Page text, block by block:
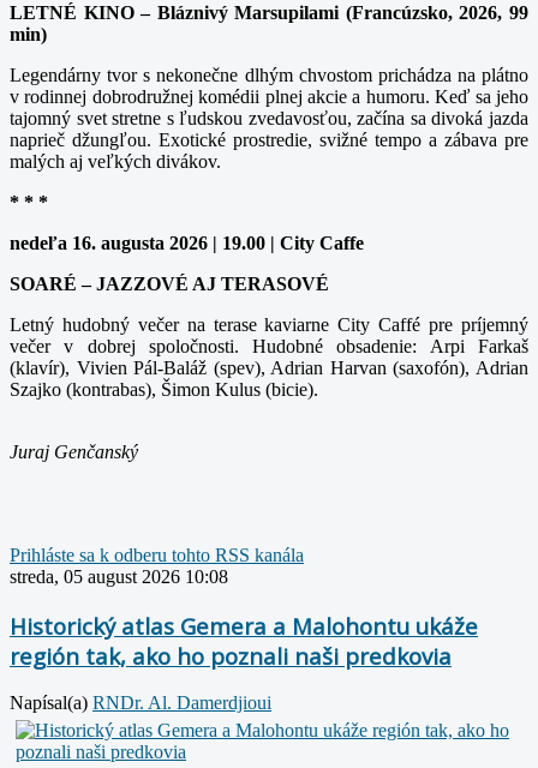
LETNÉ KINO – Bláznivý Marsupilami (Francúzsko, 2026, 99
min)
Legendárny tvor s nekonečne dlhým chvostom prichádza na plátno
v rodinnej dobrodružnej komédii plnej akcie a humoru. Keď sa jeho
tajomný svet stretne s ľudskou zvedavosťou, začína sa divoká jazda
naprieč džungľou. Exotické prostredie, svižné tempo a zábava pre
malých aj veľkých divákov.
* * *
nedeľa 16. augusta 2026 | 19.00 | City Caffe
SOARÉ – JAZZOVÉ AJ TERASOVÉ
Letný hudobný večer na terase kaviarne City Caffé pre príjemný
večer v dobrej spoločnosti. Hudobné obsadenie: Arpi Farkaš
(klavír), Vivien Pál-Baláž (spev), Adrian Harvan (saxofón), Adrian
Szajko (kontrabas), Šimon Kulus (bicie).
Juraj Genčanský
Prihláste sa k odberu tohto RSS kanála
streda, 05 august 2026 10:08
Historický atlas Gemera a Malohontu ukáže
región tak, ako ho poznali naši predkovia
Napísal(a) RNDr. Al. Damerdjioui